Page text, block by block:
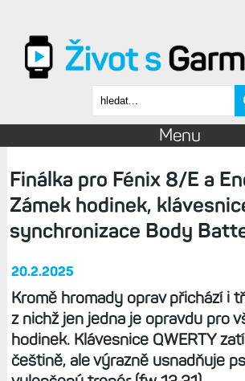
Vyhledávání
Menu
Finálka pro Fénix 8/E a
Zámek hodinek,
synchronizace Body
20.2.2025
Kromě hromady oprav přichází i
z nichž jen jedna je opravdu pro
hodinek. Klávesnice QWERTY
češtině, ale výrazně usnadňuje